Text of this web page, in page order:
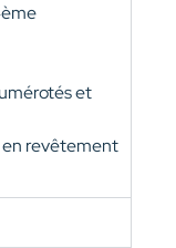
et
en revêtement